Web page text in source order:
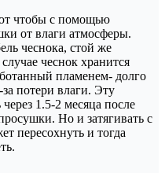
чтобы с помощью
от влаги атмосферы.
чеснока, стой же
чеснок хранится
пламенем- долго
потери влаги. Эту
1.5-2 месяца после
Но и затягивать с
пересохнуть и тогда